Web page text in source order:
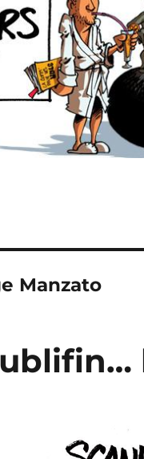
Manzato